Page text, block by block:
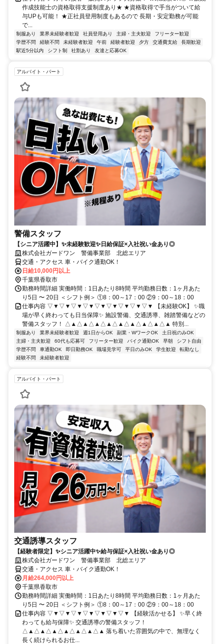
作成技能士の資格取得支援制度あり★ ★資格取得で手当がついて給
与UPも可能！ ★正社員登用制度もあるので 長期・安定勤務が可能
で...
制服あり 業界未経験者歓迎 社員登用あり 主婦・主夫歓迎
フリーター歓迎
学歴不問
経験不問 未経験者歓迎 午前 経験者歓迎 夕方 交通費支給
長期歓迎
駅近5分以内
シフト制 社割あり 友達と応募OK
アルバイト・パート
警備スタッフ
【シニア活躍中】✨未経験歓迎✨日給保証×入社祝い金あり◎
株式会社ガードワン 警備事業部 北総エリア
交通・アクセス 車・バイク通勤OK！
日給10,000円以上
千葉県香取市
勤務時間詳細 実働時間：1日あたり8時間 平均勤務日数：1ヶ月あた
り5日 〜 20日 ＜シフト例＞ ①8：00～17：00 ②9：00～18：00
仕事内容 ▽▼▽▼▽▼▽▼▽▼▽▼▽▼▽▼▽▼ 【未経験OK】 ✨職
場が早く終わっても日当保障✨ 施設警備、交通誘導、雑踏警備などの
警備スタッフ！ △▲△▲△▲△▲△▲△▲△▲△▲△▲ 特別...
制服あり 業界未経験者歓迎 週1日からOK 副業・WワークOK
土日祝のみOK
主婦・主夫歓迎
60代も応募可 フリーター歓迎 バイク通勤OK 早朝
シフト自由
学歴不問
車通勤OK 即日勤務OK 職場見学可 平日のみOK 学生歓迎
転勤なし
経験不問
未経験者歓迎
アルバイト・パート
交通誘導スタッフ
【経験者限定】✨シニア活躍中✨給与保証×入社祝い金あり◎
株式会社ガードワン 警備事業部 北総エリア
交通・アクセス 車・バイク通勤OK！
月給264,000円以上
千葉県香取市
勤務時間詳細 実働時間：1日あたり8時間 平均勤務日数：1ヶ月あた
り5日 〜 20日 ＜シフト例＞ ①8：00～17：00 ②9：00～18：00
仕事内容 ▽▼▽▼▽▼▽▼▽▼▽▼▽▼ 【経験活かせる】 ✨早く終
わっても給与保障✨ 交通誘導の警備スタッフ！
△▲△▲△▲△▲△▲△▲△▲ 落ち着いた雰囲気の中で、無理なく
長く続けられるお仕...